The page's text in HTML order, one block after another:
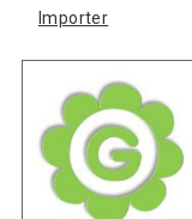
Importer